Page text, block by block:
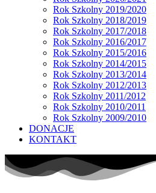
Rok Szkolny 2019/2020
Rok Szkolny 2018/2019
Rok Szkolny 2017/2018
Rok Szkolny 2016/2017
Rok Szkolny 2015/2016
Rok Szkolny 2014/2015
Rok Szkolny 2013/2014
Rok Szkolny 2012/2013
Rok Szkolny 2011/2012
Rok Szkolny 2010/2011
Rok Szkolny 2009/2010
DONACJE
KONTAKT